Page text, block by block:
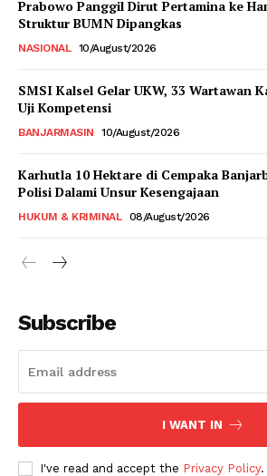
Prabowo Panggil Dirut Pertamina ke
Struktur BUMN Dipangkas
NASIONAL 10/August/2026
SMSI Kalsel Gelar UKW, 33 Wartawan
Uji Kompetensi
BANJARMASIN 10/August/2026
Karhutla 10 Hektare di Cempaka
Polisi Dalami Unsur Kesengajaan
HUKUM & KRIMINAL 08/August/2026
Subscribe
I WANT IN
I've read and accept the Privacy Policy.